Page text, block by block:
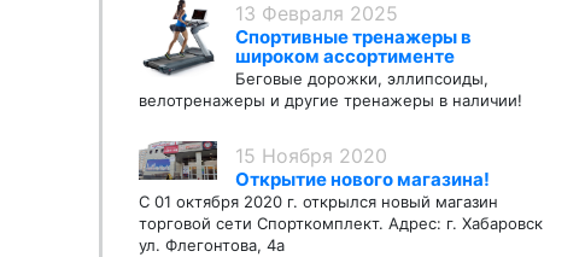
13 Февраля 2025
Спортивные тренажеры в
широком ассортименте
Беговые дорожки, эллипсоиды,
велотренажеры и другие тренажеры в наличии!
15 Ноября 2020
Открытие нового магазина!
С 01 октября 2020 г. открылся новый магазин
торговой сети Спорткомплект. Адрес: г. Хабаровск
ул. Флегонтова, 4а